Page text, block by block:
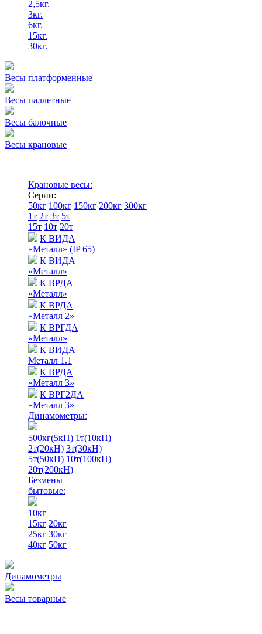
2,5кг.
3кг.
6кг.
15кг.
30кг.
Весы платформенные
Весы паллетные
Весы балочные
Весы крановые
Крановые весы:
Серии:
50кг 100кг 150кг 200кг 300кг
1т 2т 3т 5т
15т 10т 20т
К ВИДА
«Металл» (IP 65)
К ВИДА
«Металл»
К ВРДА
«Металл»
К ВРДА
«Металл 2»
К ВРГДА
«Металл»
К ВИДА
Металл 1.1
К ВРДА
«Металл 3»
К ВРГ2ДА
«Металл 3»
Динамометры:
500кг(5кН) 1т(10кН)
2т(20кН) 3т(30кН)
5т(50кН) 10т(100кН)
20т(200кН)
Безмены
бытовые:
10кг
15кг 20кг
25кг 30кг
40кг 50кг
Динамометры
Весы товарные